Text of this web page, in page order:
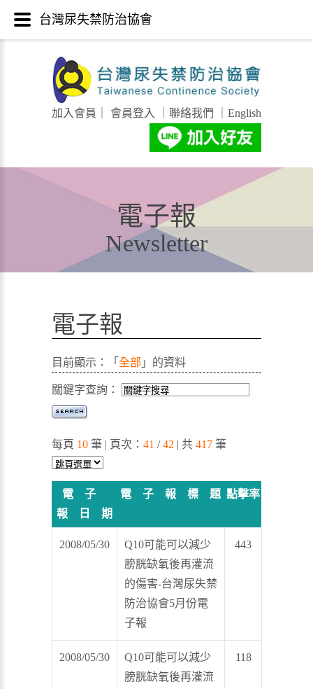
加入會員 會員登入 聯絡我們 English
電子報
Newsletter
電子報
目前顯示：「 全部 」的資料
關鍵字查詢：
每頁 10 筆 | 頁次： 41 /42 | 共 417 筆
電 子
報 日 期
電 子 報 標 題 點擊率
2008/05/30
Q10可能可以減少
膀胱缺氧後再灌流
的傷害-台灣尿失禁
防治協會5月份電
子報
443
2008/05/30
Q10可能可以減少
膀胱缺氧後再灌流
118
台灣尿失禁防治協會